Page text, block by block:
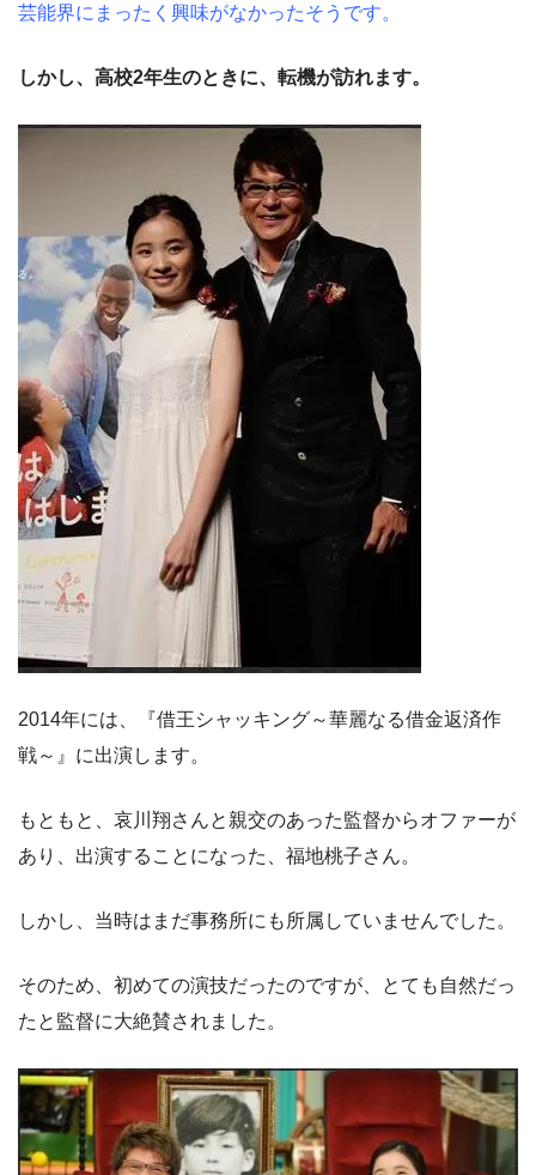
芸能界にまったく興味がなかったそうです。
しかし、高校2年生のときに、転機が訪れます。
2014年には、『借王シャッキング～華麗なる借金返済作
戦～』に出演します。
もともと、哀川翔さんと親交のあった監督からオファーが
あり、出演することになった、福地桃子さん。
しかし、当時はまだ事務所にも所属していませんでした。
そのため、初めての演技だったのですが、とても自然だっ
たと監督に大絶賛されました。